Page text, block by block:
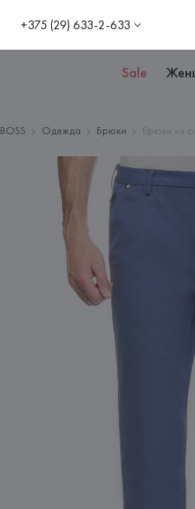
+375 (29) 633-2-633
Sale
BOSS Одежда Брюки Брюки из